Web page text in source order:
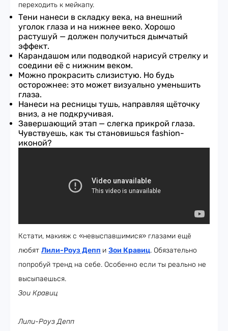
переходить к мейкапу.
Тени нанеси в складку века, на внешний
уголок глаза и на нижнее веко. Хорошо
растушуй — должен получиться дымчатый
эффект.
Карандашом или подводкой нарисуй стрелку и
соедини её с нижним веком.
Можно прокрасить слизистую. Но будь
осторожнее: это может визуально уменьшить
глаза.
Нанеси на ресницы тушь, направляя щёточку
вниз, а не подкручивая.
Завершающий этап — слегка прикрой глаза.
Чувствуешь, как ты становишься fashion-
иконой?
Кстати, макияж с «невыспавшимися» глазами ещё
любят Лили-Роуз Депп и Зои Кравиц. Обязательно
попробуй тренд на себе. Особенно если ты реально не
высыпаешься.
Зои Кравиц
Лили-Роуз Депп